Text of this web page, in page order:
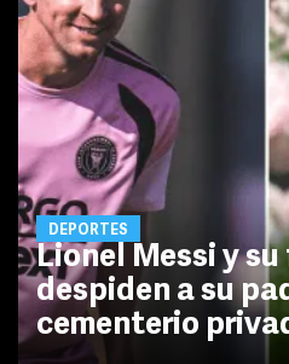
DEPORTES
Lionel Messi y
despiden a su
cementerio